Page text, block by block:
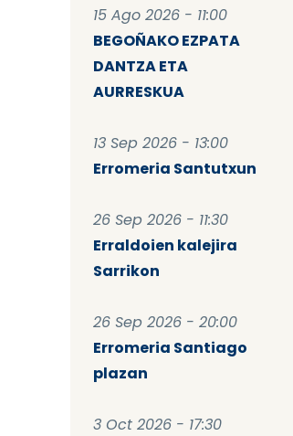
15 Ago 2026 - 11:00
BEGOÑAKO EZPATA
DANTZA ETA
AURRESKUA
13 Sep 2026 - 13:00
Erromeria Santutxun
26 Sep 2026 - 11:30
Erraldoien kalejira
Sarrikon
26 Sep 2026 - 20:00
Erromeria Santiago
plazan
3 Oct 2026 - 17:30